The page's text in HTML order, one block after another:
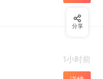
1小时前
分享